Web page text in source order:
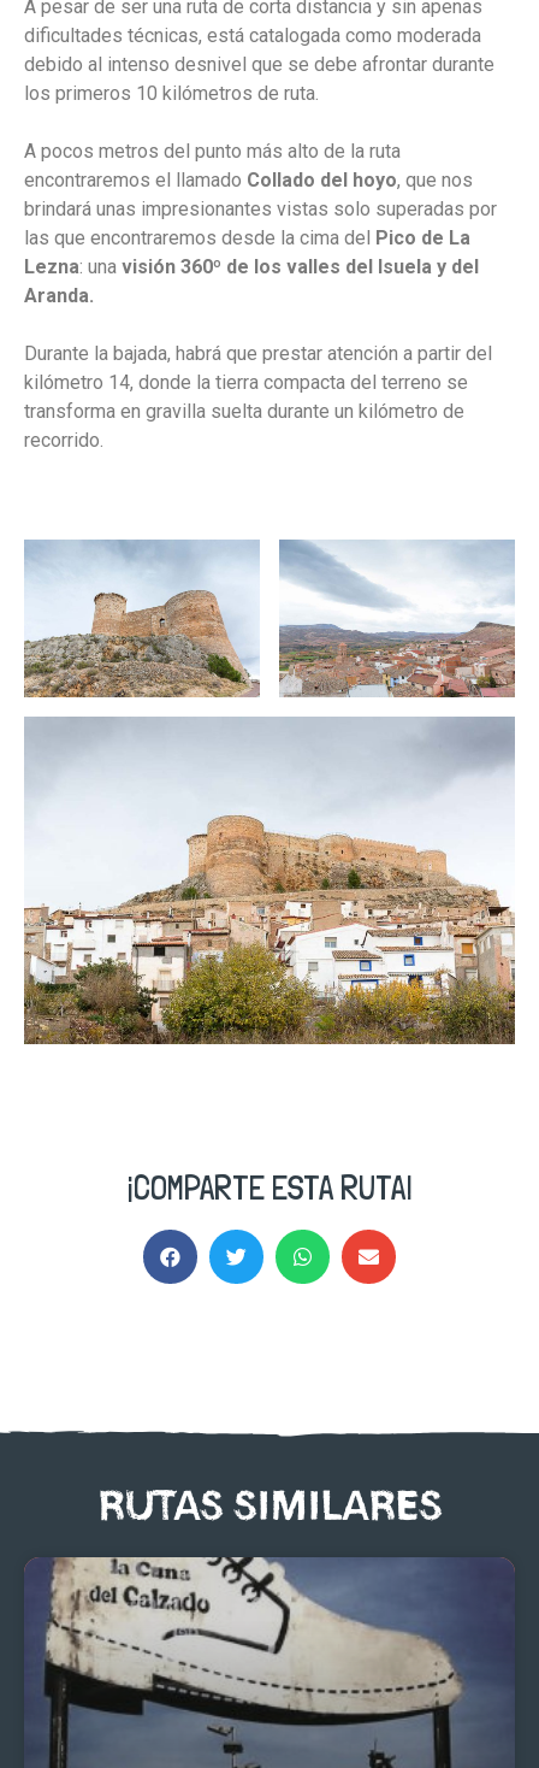
A pesar de ser una ruta de corta distancia y sin apenas
dificultades técnicas, está catalogada como moderada
debido al intenso desnivel que se debe afrontar durante
los primeros 10 kilómetros de ruta.
A pocos metros del punto más alto de la ruta
encontraremos el llamado Collado del hoyo, que nos
brindará unas impresionantes vistas solo superadas por
las que encontraremos desde la cima del Pico de La
Lezna: una visión 360º de los valles del Isuela y del
Aranda.
Durante la bajada, habrá que prestar atención a partir del
kilómetro 14, donde la tierra compacta del terreno se
transforma en gravilla suelta durante un kilómetro de
recorrido.
¡COMPARTE ESTA RUTA!
RUTAS SIMILARES